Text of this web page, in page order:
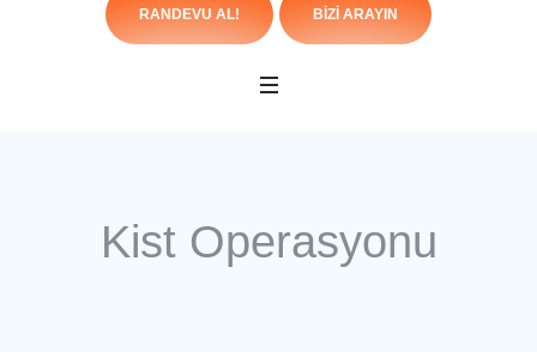
RANDEVU AL! BIZI ARAYIN
Kist Operasyonu